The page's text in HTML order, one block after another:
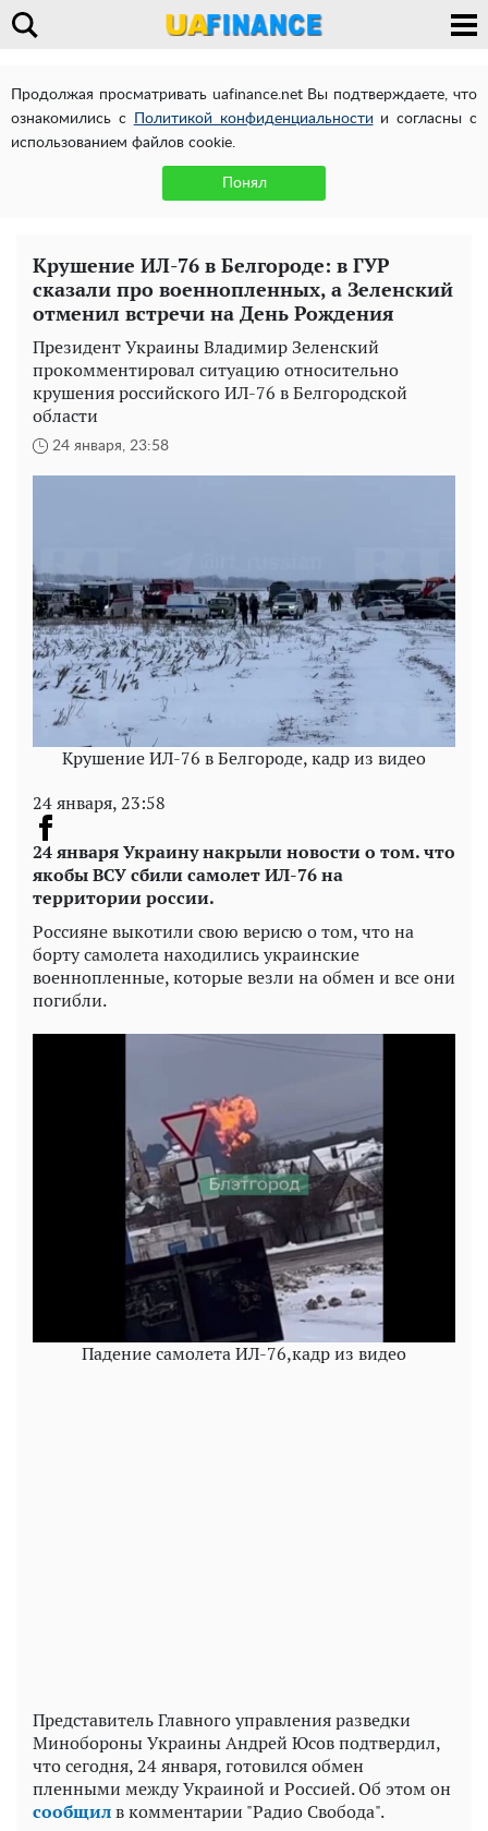
Продолжая просматривать uafinance.net Вы подтверждаете, что
ознакомились с
Политикой конфиденциальности и согласны с
использованием файлов cookie.
Понял
Крушение ИЛ-76 в Белгороде: в ГУР
сказали про военнопленных, а Зеленский
отменил встречи на День Рождения
Президент Украины Владимир Зеленский
прокомментировал ситуацию относительно
крушения российского ИЛ-76 в Белгородской
области
24 января, 23:58
Крушение ИЛ-76 в Белгороде, кадр из видео
24 января, 23:58
24 января Украину накрыли новости о том. что
якобы ВСУ сбили самолет ИЛ-76 на
территории россии.
Россияне выкотили свою верисю о том, что на
борту самолета находились украинские
военнопленные, которые везли на обмен и все они
погибли.
Падение самолета ИЛ-76,кадр из видео
Представитель Главного управления разведки
Минобороны Украины Андрей Юсов подтвердил,
что сегодня, 24 января, готовился обмен
пленными между Украиной и Россией. Об этом он
сообщилв комментарии "Радио Свобода".